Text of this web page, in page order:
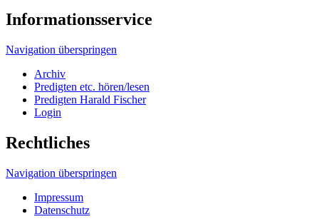
Informationsservice
Navigation überspringen
Archiv
Predigten etc. hören/lesen
Predigten Harald Fischer
Login
Rechtliches
Navigation überspringen
Impressum
Datenschutz